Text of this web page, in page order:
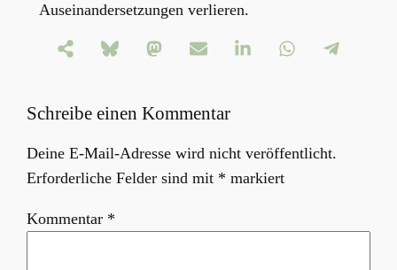
Auseinandersetzungen verlieren.
Schreibe einen Kommentar
Deine E-Mail-Adresse wird nicht veröffentlicht.
Erforderliche Felder sind mit * markiert
Kommentar *